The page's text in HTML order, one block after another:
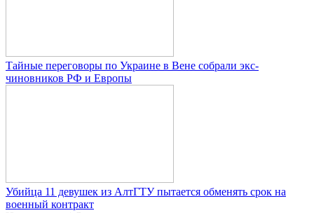
Тайные переговоры по Украине в Вене собрали экс-
чиновников РФ и Европы
Убийца 11 девушек из АлтГТУ пытается обменять срок на
военный контракт